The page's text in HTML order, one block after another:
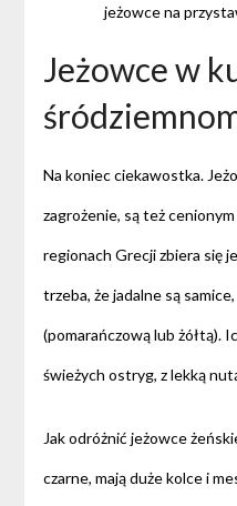
jeżowce na
Jeżowce w
Na koniec ciekawostka.
zagrożenie, są też
regionach Grecji zbiera się
trzeba, że jadalne są
(pomarańczową lub żółtą).
świeżych ostryg, z lekką
Jak odróżnić jeżowce
czarne, mają duże kolce i